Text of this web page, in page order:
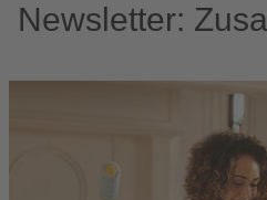
Newsletter: